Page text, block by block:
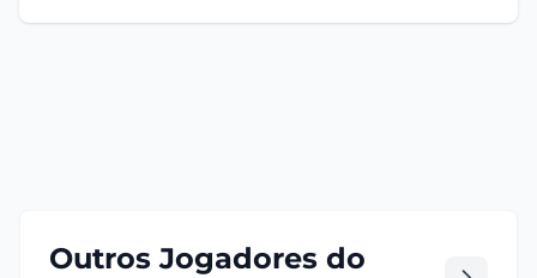
Outros Jogadores do